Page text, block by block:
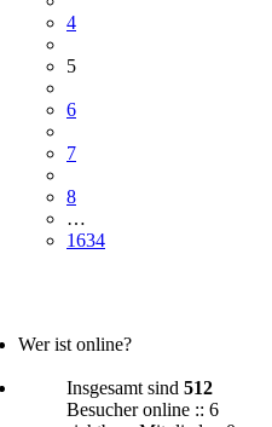
4
5
6
7
8
…
1634
Wer ist online?
Insgesamt sind 512
Besucher online :: 6